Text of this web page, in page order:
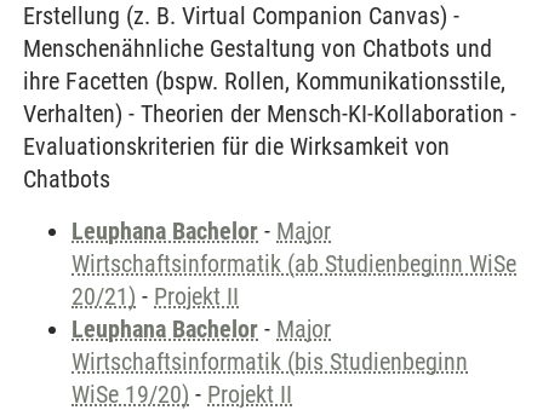
Erstellung (z. B. Virtual Companion Canvas) -
Menschenähnliche Gestaltung von Chatbots und
ihre Facetten (bspw. Rollen, Kommunikationsstile,
Verhalten) - Theorien der Mensch-KI-Kollaboration -
Evaluationskriterien für die Wirksamkeit von
Chatbots
Leuphana Bachelor - Major
Wirtschaftsinformatik (ab Studienbeginn WiSe
20/21) - Projekt II
Leuphana Bachelor - Major
Wirtschaftsinformatik (bis Studienbeginn
WiSe 19/20) - Projekt II